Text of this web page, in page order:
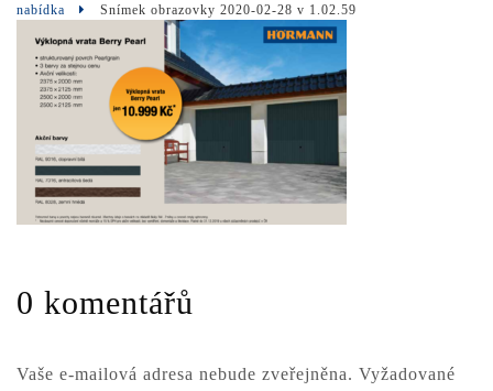
nabídka
Snímek obrazovky 2020-02-28 v 1.02.59
0 komentářů
Vaše e-mailová adresa nebude zveřejněna. Vyžadované